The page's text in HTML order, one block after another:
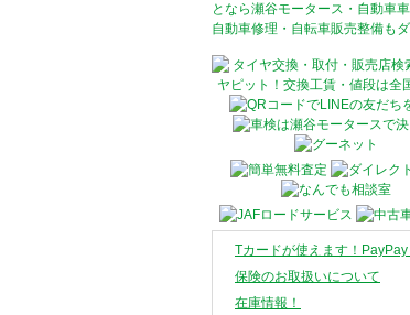
となら瀬谷モータース・自動車
自動車修理・自転車販売整備も
Tカードが使えます！
保険のお取扱いについて
在庫情報！